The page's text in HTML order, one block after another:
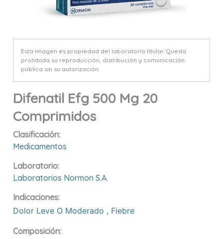
Esta imagen es propiedad del laboratorio titular. Queda
prohibida su reproducción, distribución y comunicación
pública sin su autorización.
Difenatil Efg 500 Mg 20
Comprimidos
Clasificación:
Medicamentos
Laboratorio:
Laboratorios Normon S.a.
Indicaciones:
Dolor Leve O Moderado , Fiebre
Composición: